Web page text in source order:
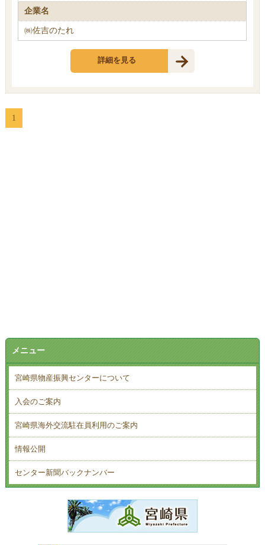
企業名
㈱佐吉のたれ
詳細を見る
1
メニュー
宮崎県物産振興センターについて
入会のご案内
宮崎県海外交流駐在員利用のご案内
情報公開
センター新聞バックナンバー